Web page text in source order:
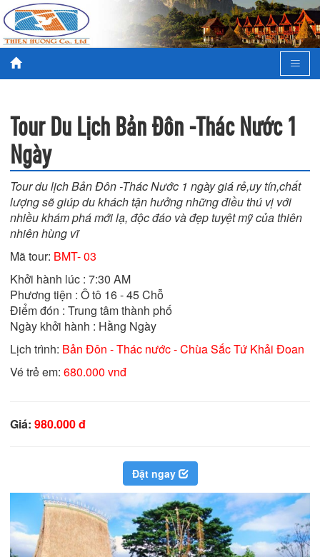
Tour Du Lịch Bản Đôn -Thác Nước 1
Ngày
Tour du lịch Bản Đôn -Thác Nước 1 ngày giá rẻ,uy tín,chất
lượng sẽ giúp du khách tận hưởng những điều thú vị với
nhiều khám phá mới lạ, độc đáo và đẹp tuyệt mỹ của thiên
nhiên hùng vĩ
Mã tour: BMT- 03
Khởi hành lúc : 7:30 AM
Phương tiện : Ô tô 16 - 45 Chỗ
Điểm đón : Trung tâm thành phố
Ngày khởi hành : Hằng Ngày
Lịch trình: Bản Đôn - Thác nước - Chùa Sắc Tứ Khải Đoan
Vé trẻ em: 680.000 vnđ
Giá: 980.000 đ
Đặt ngay